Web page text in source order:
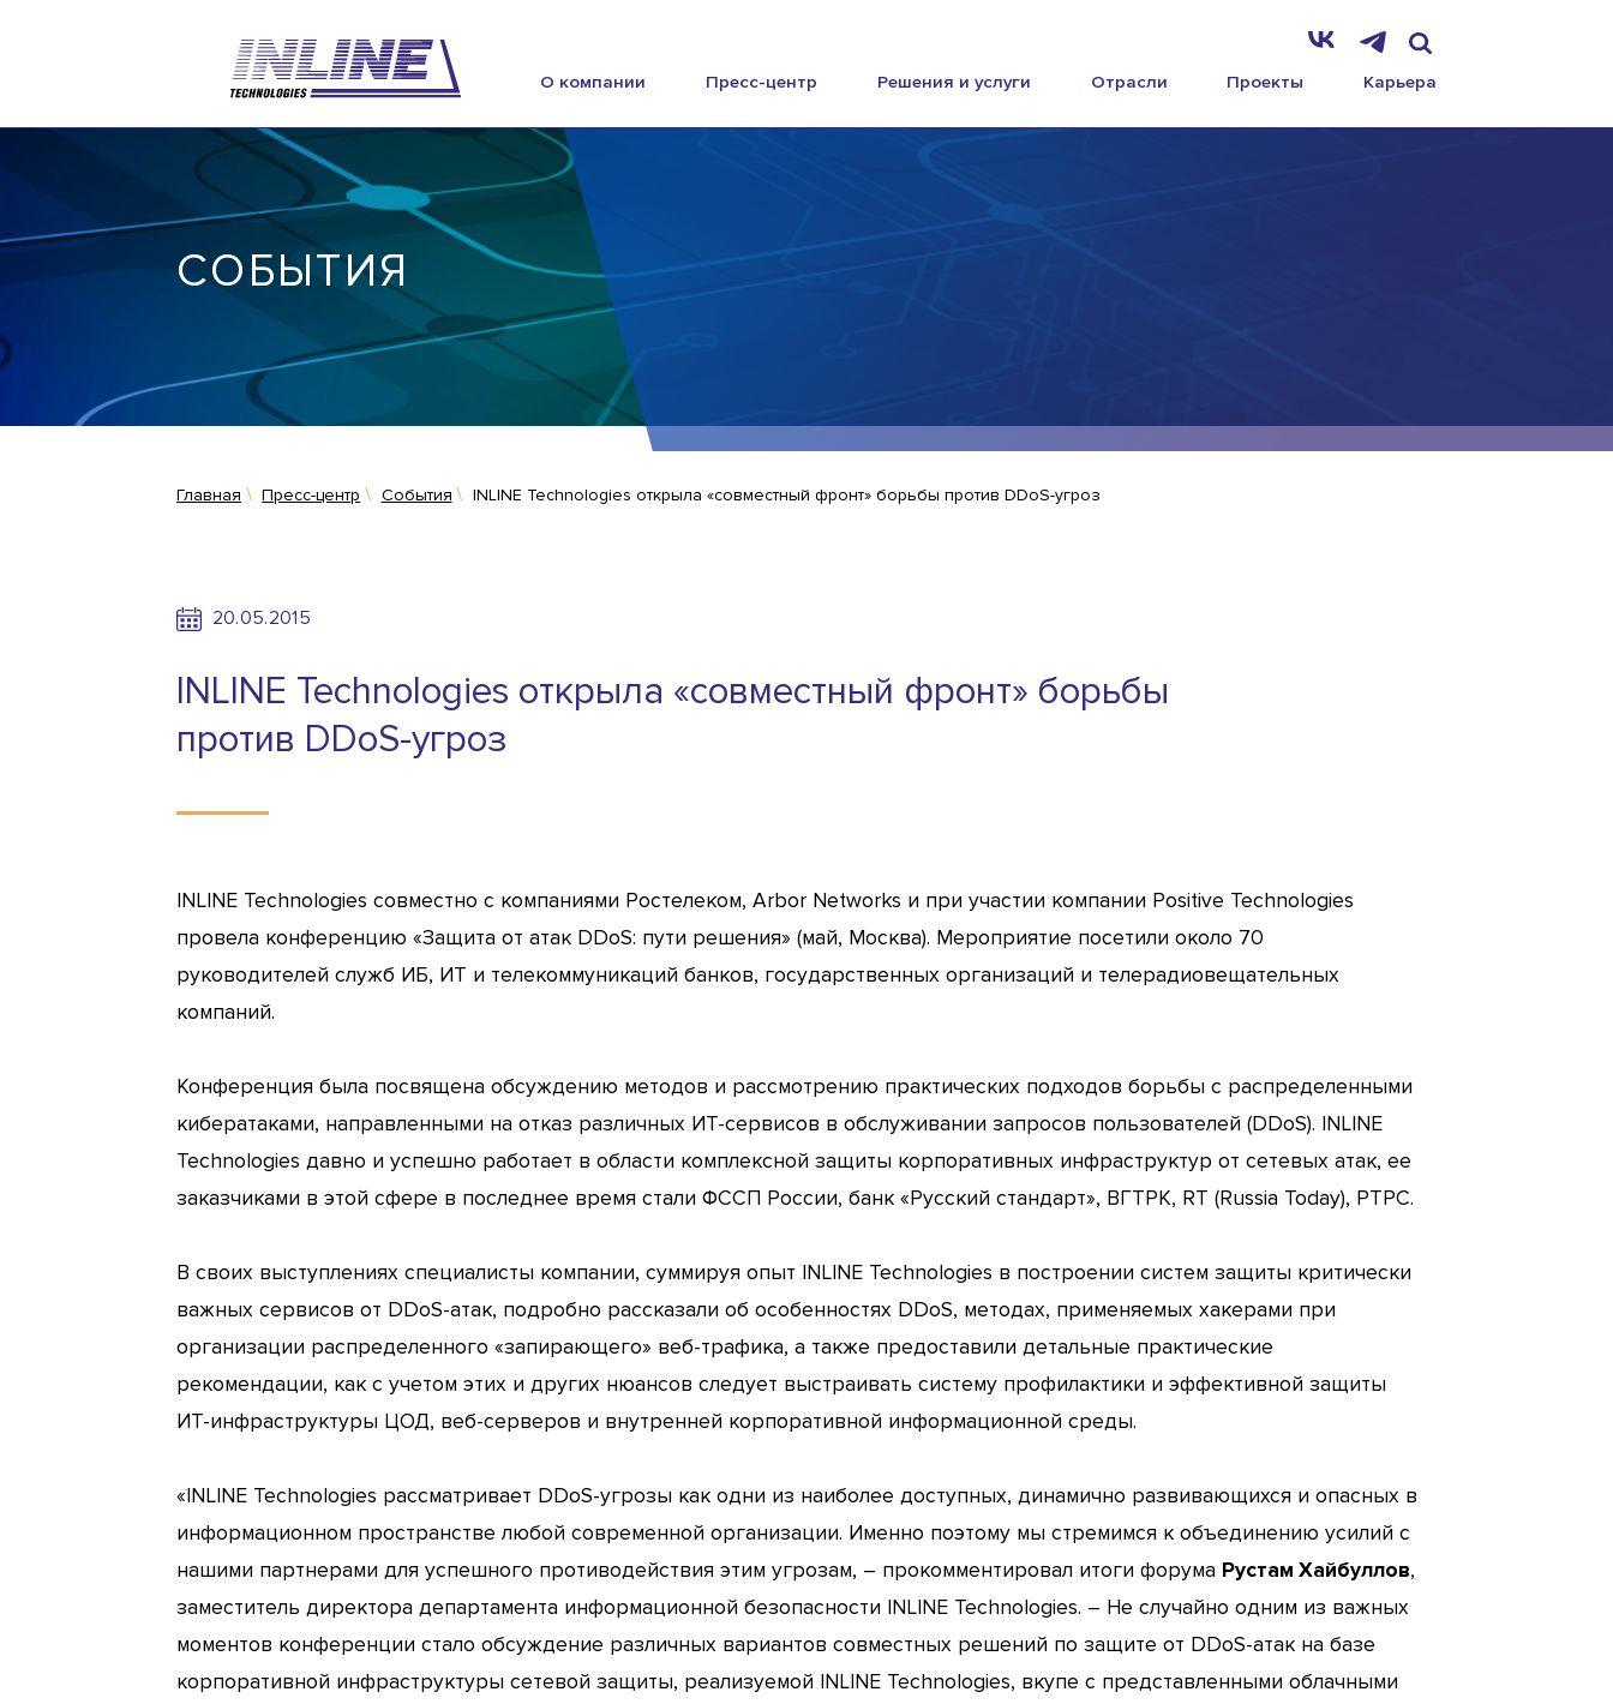
О компании Пресс-центр Решения и услуги Отрасли Проекты Карьера
СОБЫТИЯ
Главная Пресс-центр События INLINE Technologies открыла «совместный фронт» борьбы против DDoS-угроз
20.05.2015
INLINE Technologies открыла «совместный фронт» борьбы
против DDoS-угроз
INLINE Technologies совместно с компаниями Ростелеком, Arbor Networks и при участии компании Positive Technologies
провела конференцию «Защита от атак DDoS: пути решения» (май, Москва). Мероприятие посетили около 70
руководителей служб ИБ, ИТ и телекоммуникаций банков, государственных организаций и телерадиовещательных
компаний.
Конференция была посвящена обсуждению методов и рассмотрению практических подходов борьбы с распределенными
кибератаками, направленными на отказ различных ИТ-сервисов в обслуживании запросов пользователей (DDoS). INLINE
Technologies давно и успешно работает в области комплексной защиты корпоративных инфраструктур от сетевых атак, ее
заказчиками в этой сфере в последнее время стали ФССП России, банк «Русский стандарт», ВГТРК, RT (Russia Today), РТРС.
В своих выступлениях специалисты компании, суммируя опыт INLINE Technologies в построении систем защиты критически
важных сервисов от DDoS-атак, подробно рассказали об особенностях DDoS, методах, применяемых хакерами при
организации распределенного «запирающего» веб-трафика, а также предоставили детальные практические
рекомендации, как с учетом этих и других нюансов следует выстраивать систему профилактики и эффективной защиты
ИТ-инфраструктуры ЦОД, веб-серверов и внутренней корпоративной информационной среды.
«INLINE Technologies рассматривает DDoS-угрозы как одни из наиболее доступных, динамично развивающихся и опасных в
информационном пространстве любой современной организации. Именно поэтому мы стремимся к объединению усилий с
нашими партнерами для успешного противодействия этим угрозам, – прокомментировал итоги форума Рустам Хайбуллов,
заместитель директора департамента информационной безопасности INLINE Technologies. – Не случайно одним из важных
моментов конференции стало обсуждение различных вариантов совместных решений по защите от DDoS-атак на базе
корпоративной инфраструктуры сетевой защиты, реализуемой INLINE Technologies, вкупе с представленными облачными